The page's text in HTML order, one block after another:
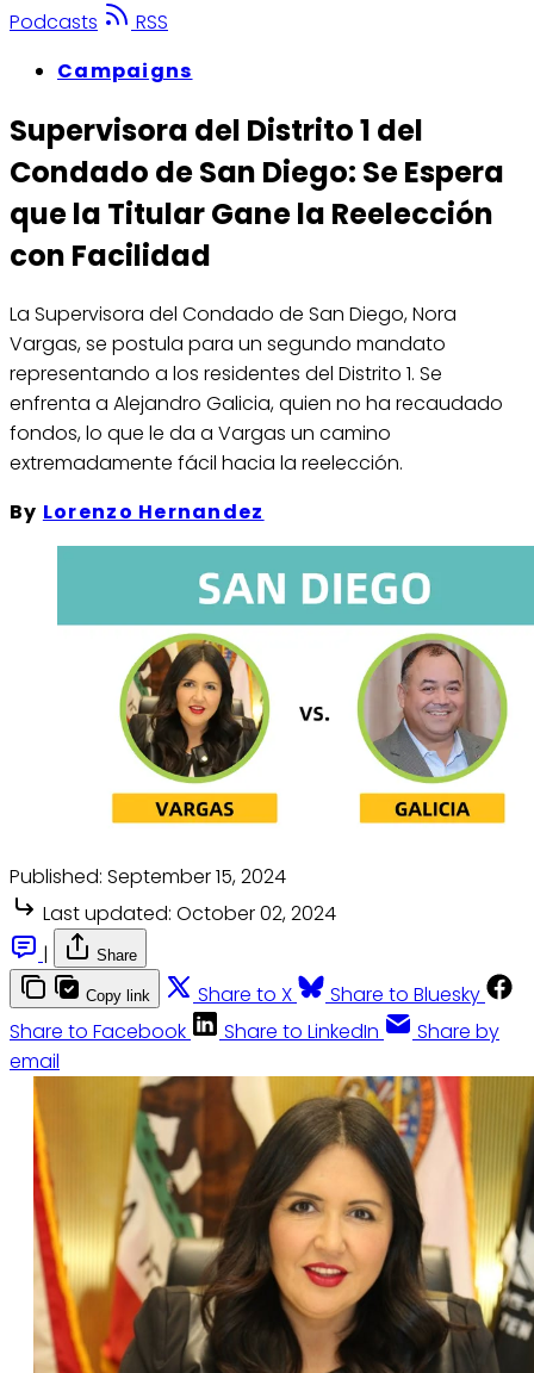
Podcasts
RSS
Campaigns
Supervisora del Distrito 1 del
Condado de San Diego: Se Espera
que la Titular Gane la Reelección
con Facilidad
La Supervisora del Condado de San Diego, Nora
Vargas, se postula para un segundo mandato
representando a los residentes del Distrito 1. Se
enfrenta a Alejandro Galicia, quien no ha recaudado
fondos, lo que le da a Vargas un camino
extremadamente fácil hacia la reelección.
By Lorenzo Hernandez
Published: September 15, 2024
Last updated: October 02, 2024
|
Share
Copy link Share to X
Share to Bluesky
Share to Facebook
Share to LinkedIn
Share by
email